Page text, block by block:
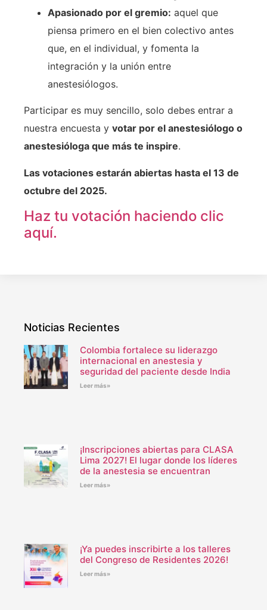
Apasionado por el gremio: aquel que
piensa primero en el bien colectivo antes
que, en el individual, y fomenta la
integración y la unión entre
anestesiólogos.
Participar es muy sencillo, solo debes entrar a
nuestra encuesta y votar por el anestesiólogo o
anestesióloga que más te inspire.
Las votaciones estarán abiertas hasta el 13 de
octubre del 2025.
Haz tu votación haciendo clic
aquí.
Noticias Recientes
Colombia fortalece su liderazgo
internacional en anestesia y
seguridad del paciente desde India
Leer más»
¡Inscripciones abiertas para CLASA
Lima 2027! El lugar donde los líderes
de la anestesia se encuentran
Leer más»
¡Ya puedes inscribirte a los talleres
del Congreso de Residentes 2026!
Leer más»